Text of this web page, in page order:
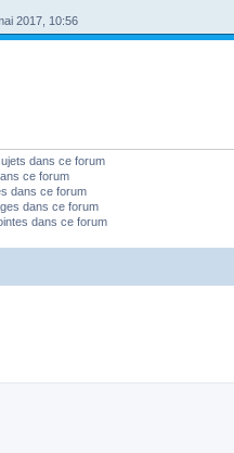
2017, 10:56
dans ce forum
ce forum
dans ce forum
dans ce forum
dans ce forum